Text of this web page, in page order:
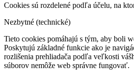
Cookies sú rozdelené podľa účelu, na
Nezbytné (technické)
Tieto cookies pomáhajú s tým, aby boli
Poskytujú základné funkcie ako je
rozlišenia prehliadača podľa veľkosti
súborov nemôže web správne fungovať.